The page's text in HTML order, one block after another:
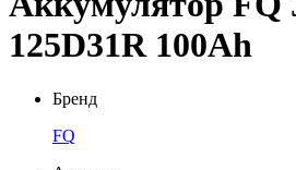
125D31R 100Ah
Бренд
FQ